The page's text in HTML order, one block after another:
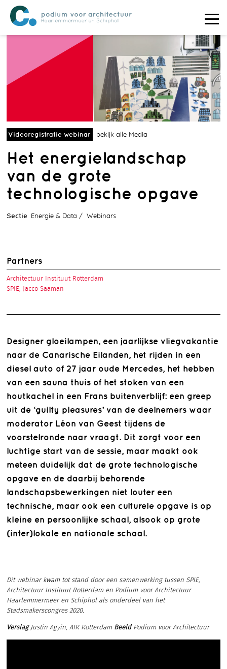
Videoregistratie webinar bekijk alle Media
Het energielandschap
van de grote
technologische opgave
Sectie Energie & Data Webinars
Partners
Architectuur Instituut Rotterdam
SPIE, Jacco Saaman
Designer gloeilampen, een jaarlijkse vliegvakantie
naar de Canarische Eilanden, het rijden in een
diesel auto of 27 jaar oude Mercedes, het hebben
van een sauna thuis of het stoken van een
houtkachel in een Frans buitenverblijf: een greep
uit de ‘guilty pleasures’ van de deelnemers waar
moderator Léon van Geest tijdens de
voorstelronde naar vraagt. Dit zorgt voor een
luchtige start van de sessie, maar maakt ook
meteen duidelijk dat de grote technologische
opgave en de daarbij behorende
landschapsbewerkingen niet louter een
technische, maar ook een culturele opgave is op
kleine en persoonlijke schaal, alsook op grote
(inter)lokale en nationale schaal.
Dit webinar kwam tot stand door een samenwerking tussen SPIE,
Architectuur Instituut Rotterdam en Podium voor Architectuur
Haarlemmermeer en Schiphol als onderdeel van het
Stadsmakerscongres 2020.
VerslagJustin Agyin, AIR Rotterdam BeeldPodium voor Architectuur